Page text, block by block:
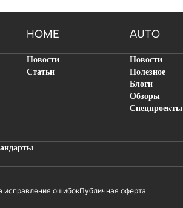
HOME AUTO
Новости
Статьи
Новости
Полезное
Блоги
Обзоры
Спецпроекты
исправления ошибокПубличная оферта